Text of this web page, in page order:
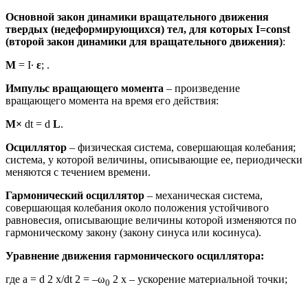
Основной закон динамики вращательного движения
твердых (недеформирующихся) тел, для которых I=const
(второй закон динамики для вращательного движения):
M = I∙ ε; .
Импульс вращающего момента – произведение
вращающего момента на время его действия:
M× dt = d L.
Осциллятор – физическая система, совершающая колебания;
система, у которой величины, описывающие ее, периодически
меняются с течением времени.
Гармонический осциллятор – механическая система,
совершающая колебания около положения устойчивого
равновесия, описывающие величины которой изменяются по
гармоническому закону (закону синуса или косинуса).
Уравнение движения гармонического осциллятора:
где a = d 2 x/dt 2 = –ω0 2 x – ускорение материальной точки;